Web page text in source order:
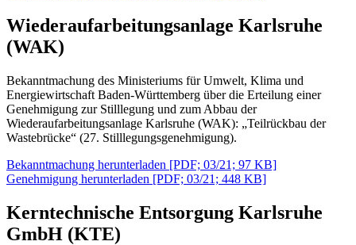
Wiederaufarbeitungsanlage Karlsruhe
(WAK)
Bekanntmachung des Ministeriums für Umwelt, Klima und
Energiewirtschaft Baden-Württemberg über die Erteilung einer
Genehmigung zur Stilllegung und zum Abbau der
Wiederaufarbeitungsanlage Karlsruhe (WAK): „Teilrückbau der
Wastebrücke“ (27. Stilllegungsgenehmigung).
Bekanntmachung herunterladen [PDF; 03/21; 97 KB]
Genehmigung herunterladen [PDF; 03/21; 448 KB]
Kerntechnische Entsorgung Karlsruhe
GmbH (KTE)